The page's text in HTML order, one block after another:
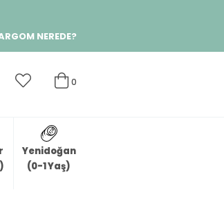
NEREDE?
0
Yenidoğan
(0-1 Yaş)